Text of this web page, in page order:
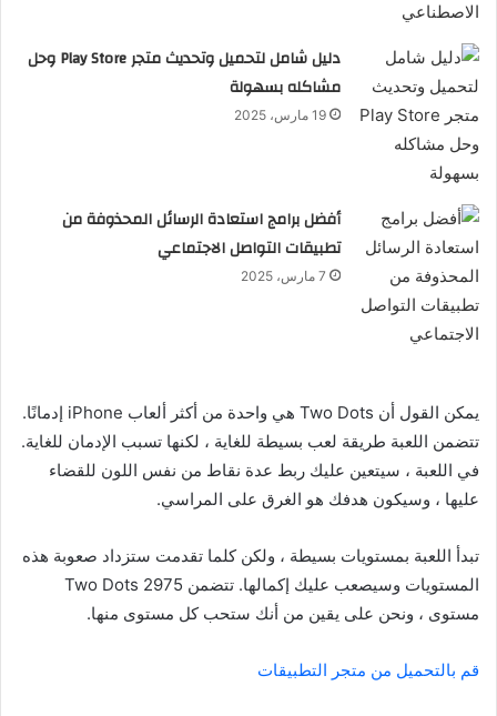
دليل شامل لتحميل وتحديث متجر Play Store وحل
مشاكله بسهولة
19 مارس، 2025
أفضل برامج استعادة الرسائل المحذوفة من
تطبيقات التواصل الاجتماعي
7 مارس، 2025
يمكن القول أن Two Dots هي واحدة من أكثر ألعاب iPhone إدمانًا.
تتضمن اللعبة طريقة لعب بسيطة للغاية ، لكنها تسبب الإدمان للغاية.
في اللعبة ، سيتعين عليك ربط عدة نقاط من نفس اللون للقضاء
عليها ، وسيكون هدفك هو الغرق على المراسي.
تبدأ اللعبة بمستويات بسيطة ، ولكن كلما تقدمت ستزداد صعوبة هذه
المستويات وسيصعب عليك إكمالها. تتضمن Two Dots 2975
مستوى ، ونحن على يقين من أنك ستحب كل مستوى منها.
قم بالتحميل من متجر التطبيقات